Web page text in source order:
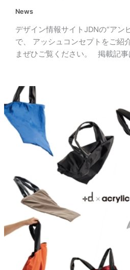
News
デザイン情報サイトJDNの“アン
で、 アッシュコンセプトをご紹
まぜひご覧ください。 掲載記事